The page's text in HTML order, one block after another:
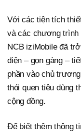
Với các tiện tích
và các chương
NCB iziMobile đã
diện – gọn gàng –
phần vào chủ
thói quen tiêu dùng
cộng đồng.
Để biết thêm thông